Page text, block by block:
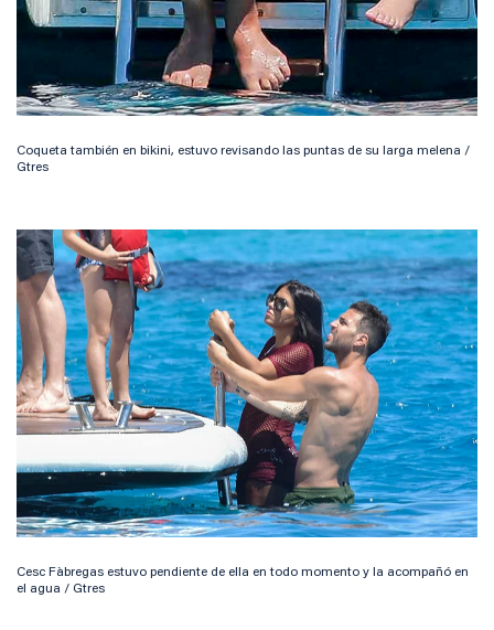
Coqueta también en bikini, estuvo revisando las puntas de su larga melena /
Gtres
Cesc Fàbregas estuvo pendiente de ella en todo momento y la acompañó en
el agua / Gtres